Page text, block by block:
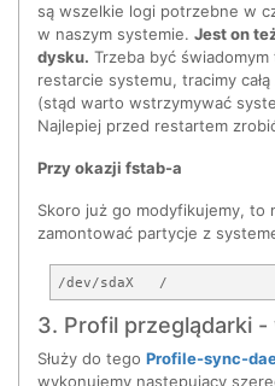
są wszelkie logi potrzebne w
w naszym systemie. Jest on
dysku. Trzeba być
restarcie systemu, tracimy
(stąd warto wstrzymywać
Najlepiej przed restartem
Przy okazji fstab-a
Skoro już go modyfikujemy, to
zamontować partycje z
3. Profil przeglądarki -
Służy do tego Profile-sync-
wykonujemy następujący